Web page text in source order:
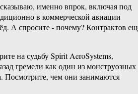
именно впрок, включая под
в коммерческой авиации
А спросите ​- почему? Контрактов
на судьбу Spirit AeroSystems,
гремели как один из монструозных
Посмотрите, чем они занимаются